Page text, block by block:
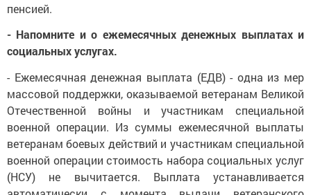
пенсией.
- Напомните и о ежемесячных денежных выплатах и
социальных услугах.
- Ежемесячная денежная выплата (ЕДВ) - одна из мер
массовой поддержки, оказываемой ветеранам Великой
Отечественной войны и участникам специальной
военной операции. Из суммы ежемесячной выплаты
ветеранам боевых действий и участникам специальной
военной операции стоимость набора социальных услуг
(НСУ) не вычитается. Выплата устанавливается